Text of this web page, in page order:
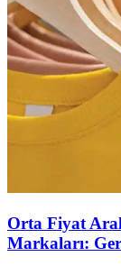
Orta Fiyat
Markaları: